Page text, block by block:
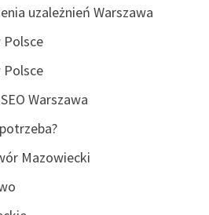
uzależnień Warszawa
Polsce
Polsce
Warszawa
Mazowiecki